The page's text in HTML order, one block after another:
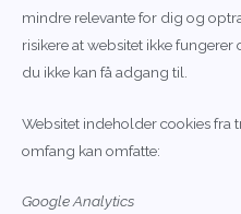
mindre relevante for dig og
risikere at websitet ikke
du ikke kan få adgang til.
Websitet indeholder cookies fra
omfang kan omfatte:
Google Analytics